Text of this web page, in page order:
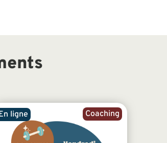
Coaching
ligne